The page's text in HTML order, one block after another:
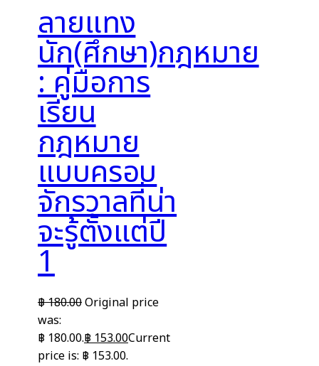
ลายแทง
นัก(ศึกษา)กฎหมาย
: คู่มือการ
เรียน
กฎหมาย
แบบครอบ
จักรวาลที่น่า
จะรู้ตั้งแต่ปี
1
฿180.00Original price
was:
฿ 180.00.฿153.00Current
price is: ฿ 153.00.